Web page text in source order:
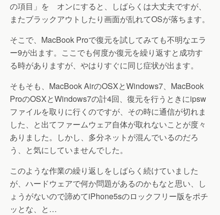
の項目」を オンにすると、しばらくは大丈夫ですが、
またブラックアウトしたり画面が乱れてOSが落ちます。
そこで、MacBook Proで復元を試してみても不明なエラ
ー9が出ます。ここでも何度か復元を繰り返すと成功す
る時がありますが、やはりすぐに同じ症状が出ます。
そもそも、MacBook AirのOSXとWindows7、MacBook
ProのOSXとWindows7の計4回、復元を行うときにipsw
ファイルを取りに行くのですが、その時に通信が切れま
した、と出てファームウェア自体が取れないことが度々
ありました。しかし、多分ネットが混んでいるのだろ
う、と気にしていませんでした。
このような作業の繰り返しをしばらく続けていました
が、ハードウェアで何か問題があるのかもなと思い、し
ょうがないので諦めてiPhone5sのロックフリー版をポチ
ッとな、と…